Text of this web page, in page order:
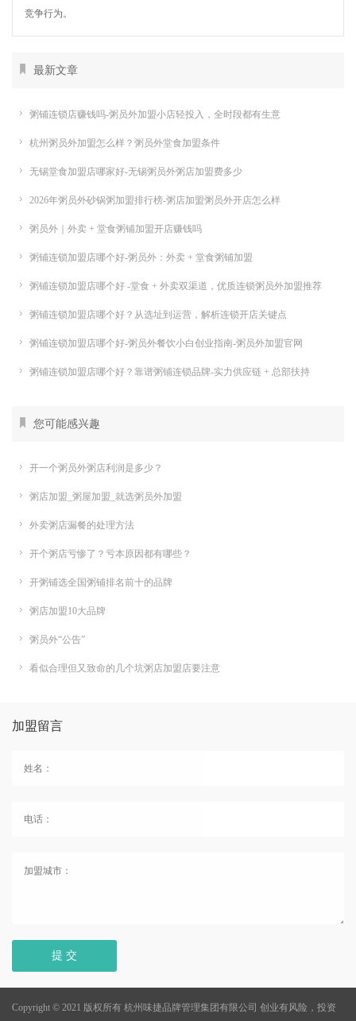
竞争行为。
最新文章
粥铺连锁店赚钱吗-粥员外加盟小店轻投入，全时段都有生意
杭州粥员外加盟怎么样？粥员外堂食加盟条件
无锡堂食加盟店哪家好-无锡粥员外粥店加盟费多少
2026年粥员外砂锅粥加盟排行榜-粥店加盟粥员外开店怎么样
粥员外｜外卖 + 堂食粥铺加盟开店赚钱吗
粥铺连锁加盟店哪个好-粥员外：外卖 + 堂食粥铺加盟
粥铺连锁加盟店哪个好 -堂食 + 外卖双渠道，优质连锁粥员外加盟推荐
粥铺连锁加盟店哪个好？从选址到运营，解析连锁开店关键点
粥铺连锁加盟店哪个好-粥员外餐饮小白创业指南-粥员外加盟官网
粥铺连锁加盟店哪个好？靠谱粥铺连锁品牌-实力供应链 + 总部扶持
您可能感兴趣
开一个粥员外粥店利润是多少？
粥店加盟_粥屋加盟_就选粥员外加盟
外卖粥店漏餐的处理方法
开个粥店亏惨了？亏本原因都有哪些？
开粥铺选全国粥铺排名前十的品牌
粥店加盟10大品牌
粥员外“公告”
看似合理但又致命的几个坑粥店加盟店要注意
加盟留言
提 交
Copyright © 2021 版权所有 杭州味捷品牌管理集团有限公司 创业有风险，投资